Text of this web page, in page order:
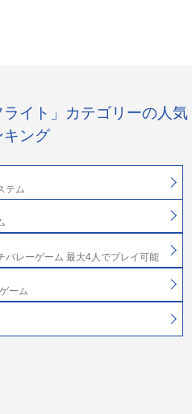
ライト」カテゴリーの人気
キング
テム
バレーゲーム 最大4人でプレイ可能
ーム